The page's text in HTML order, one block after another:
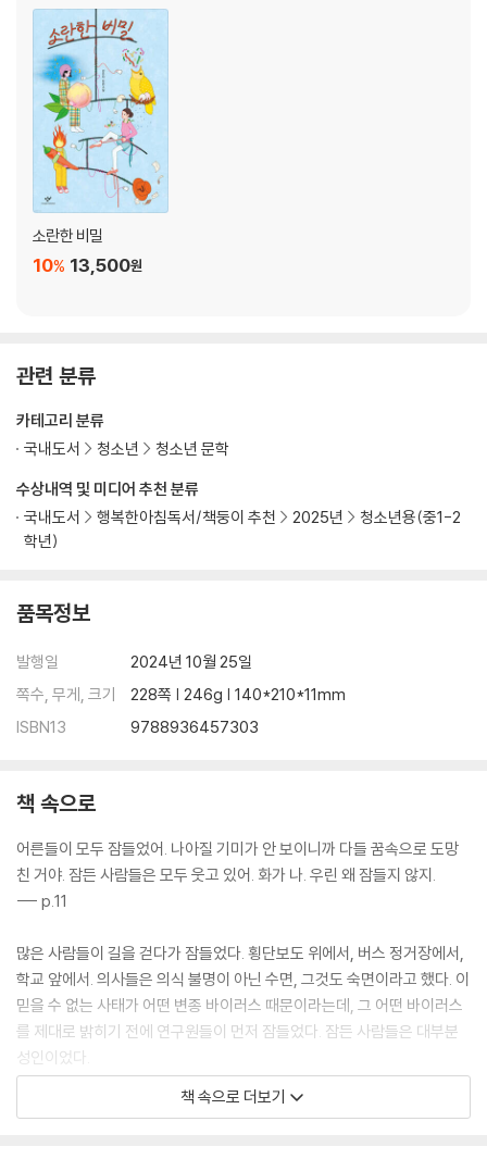
소란한 비밀
13,500원
10%
관련 분류
수상내역 및 미디어 추천 분류
국내도서
행복한아침독서/책둥이 추천 2025년
청소년용(중1-2
학년)
카테고리 분류
국내도서
청소년 청소년 문학
품목정보
발행일
2024년 10월 25일
쪽수, 무게, 크기
228쪽 | 246g | 140*210*11mm
ISBN13
9788936457303
책 속으로
어른들이 모두 잠들었어. 나아질 기미가 안 보이니까 다들 꿈속으로 도망
친 거야. 잠든 사람들은 모두 웃고 있어. 화가 나. 우린 왜 잠들지 않지.
--- p.11
많은 사람들이 길을 걷다가 잠들었다. 횡단보도 위에서, 버스 정거장에서,
학교 앞에서. 의사들은 의식 불명이 아닌 수면, 그것도 숙면이라고 했다. 이
믿을 수 없는 사태가 어떤 변종 바이러스 때문이라는데, 그 어떤 바이러스
를 제대로 밝히기 전에 연구원들이 먼저 잠들었다. 잠든 사람들은 대부분
성인이었다.
--- p.12
책 속으로 더보기